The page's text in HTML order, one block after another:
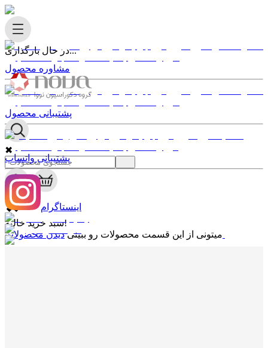
در حال بارگذاری...
✖
0
✖
سبد خرید خالیه!
میتونی از این قسمت محصولات رو ببینی
مشاوره محصول
پشتیبانی محصول
پشتیبانی واتساپ
اینستاگرام